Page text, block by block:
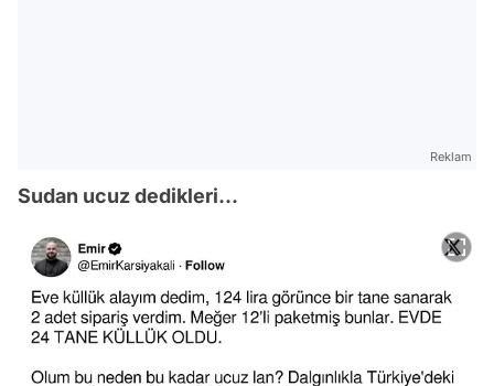
Reklam
Sudan ucuz dedikleri...